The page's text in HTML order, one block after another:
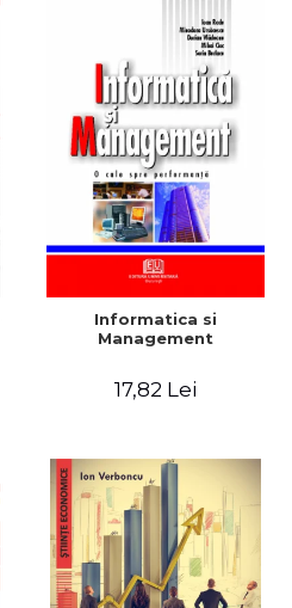
Informatica si
Management
17,82 Lei